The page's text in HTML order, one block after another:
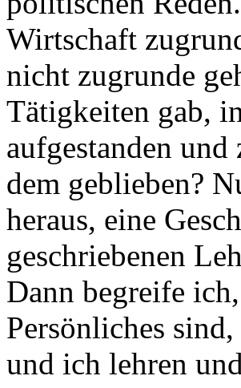
Wirtschaft
nicht zugrunde
Tätigkeiten gab,
aufgestanden
dem geblieben?
heraus, eine
geschriebenen
Dann begreife
Persönliches
und ich lehren